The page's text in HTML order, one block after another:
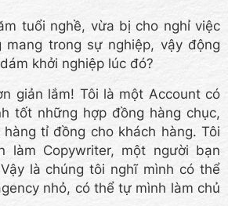
tuổi nghề, vừa bị cho nghỉ việc
mang trong sự nghiệp, vậy động
khởi nghiệp lúc đó?
giản lắm! Tôi là một Account có
tốt những hợp đồng hàng chục,
tỉ đồng cho khách hàng. Tôi
làm Copywriter, một người bạn
là chúng tôi nghĩ mình có thể
nhỏ, có thể tự mình làm chủ